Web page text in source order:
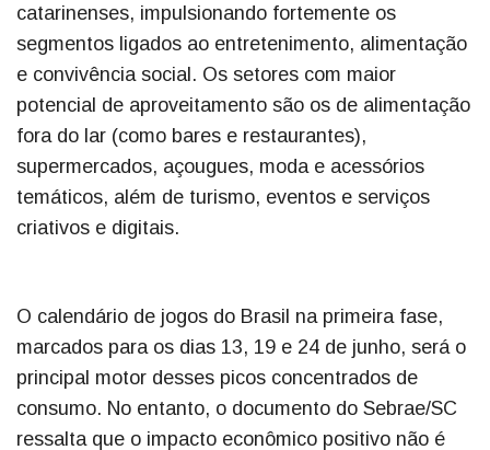
catarinenses, impulsionando fortemente os
segmentos ligados ao entretenimento, alimentação
e convivência social. Os setores com maior
potencial de aproveitamento são os de alimentação
fora do lar (como bares e restaurantes),
supermercados, açougues, moda e acessórios
temáticos, além de turismo, eventos e serviços
criativos e digitais.
O calendário de jogos do Brasil na primeira fase,
marcados para os dias 13, 19 e 24 de junho, será o
principal motor desses picos concentrados de
consumo. No entanto, o documento do Sebrae/SC
ressalta que o impacto econômico positivo não é